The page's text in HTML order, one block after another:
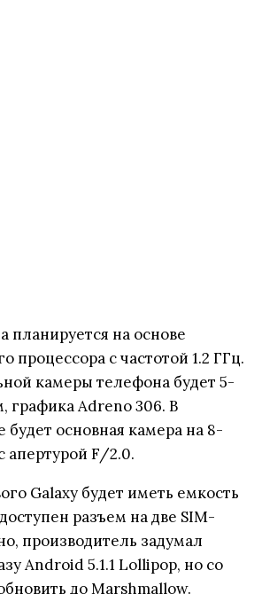
планируется на основе
процессора с частотой 1.2 ГГц.
камеры телефона будет 5-
графика Adreno 306. В
будет основная камера на 8-
апертурой F/2.0.
Galaxy будет иметь емкость
разъем на две SIM-
производитель задумал
Android 5.1.1 Lollipop, но со
до Marshmallow.